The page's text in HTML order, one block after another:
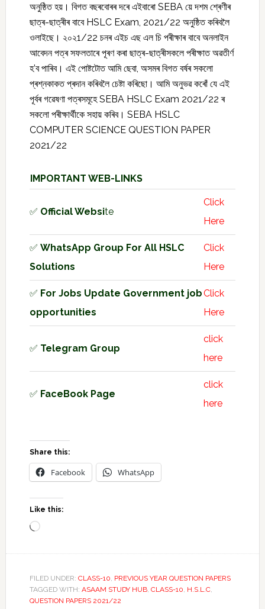
অনুষ্ঠিত হয়। বিগত বছৰবোৰৰ দৰে এইবাৰো SEBA য়ে দশম শ্ৰেণীৰ
ছাত্ৰ-ছাত্ৰীৰ বাবে HSLC Exam, 2021/22 অনুষ্ঠিত কৰিবলৈ
ওলাইছে। ২০২1/22 চনৰ এইচ এছ এল চি পৰীক্ষাৰ বাবে অনলাইন
আবেদন পত্ৰ সফলতাৰে পূৰণ কৰা ছাত্ৰ-ছাত্ৰীসকলে পৰীক্ষাত অৱতীৰ্ণ
হ’ব পাৰিব। এই পোষ্টটোত আমি ছেবা, অসমৰ বিগত বৰ্ষৰ সকলো
প্ৰশ্নকাকত প্ৰদান কৰিবলৈ চেষ্টা কৰিছো। আমি অনুভৱ কৰোঁ যে এই
পূৰ্বৰ গৱেষণা পত্ৰসমূহে SEBA HSLC Exam 2021/22 ৰ
সকলো পৰীক্ষাৰ্থীকে সহায় কৰিব। SEBA HSLC
COMPUTER SCIENCE QUESTION PAPER
2021/22
IMPORTANT WEB-LINKS
✅ Official Website
Click
Here
✅ WhatsApp Group For All HSLC
Solutions
Click
Here
✅ For Jobs Update Government job
opportunities
Click
Here
✅ Telegram Group
click
here
✅ FaceBook Page
click
here
Share this:
Facebook WhatsApp
Like this:
Loading…
FILED UNDER: CLASS-10 PREVIOUS YEAR QUESTION PAPERS
TAGGED WITH: ASAAM STUDY HUB, CLASS-10 H.S.L.C,
QUESTION PAPERS 2021/22